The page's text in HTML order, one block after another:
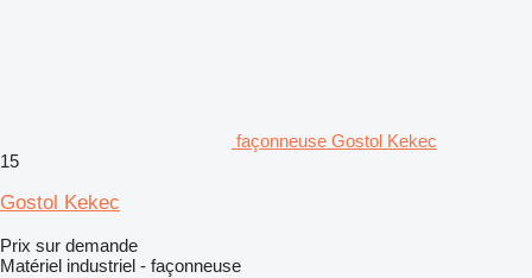
façonneuse Gostol Kekec
15
Gostol Kekec
Prix sur demande
Matériel industriel - façonneuse